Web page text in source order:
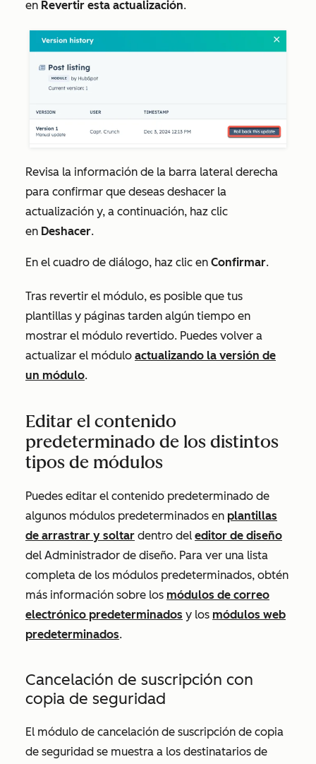
en Revertir esta actualización.
Revisa la información de la barra lateral derecha
para confirmar que deseas deshacer la
actualización y, a continuación, haz clic
en Deshacer.
En el cuadro de diálogo, haz clic en Confirmar.
Tras revertir el módulo, es posible que tus
plantillas y páginas tarden algún tiempo en
mostrar el módulo revertido. Puedes volver a
actualizar el módulo actualizando la versión de
un módulo.
Editar el contenido
predeterminado de los distintos
tipos de módulos
Puedes editar el contenido predeterminado de
algunos módulos predeterminados en plantillas
de arrastrar y soltar dentro del editor de diseño
del Administrador de diseño. Para ver una lista
completa de los módulos predeterminados, obtén
más información sobre los módulos de correo
electrónico predeterminados y los módulos web
predeterminados.
Cancelación de suscripción con
copia de seguridad
El módulo de cancelación de suscripción de copia
de seguridad se muestra a los destinatarios de